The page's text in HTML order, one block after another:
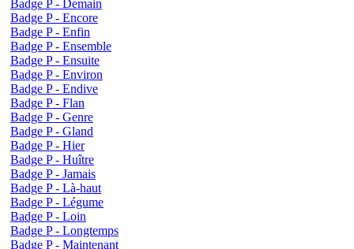
Badge P - Demain
Badge P - Encore
Badge P - Enfin
Badge P - Ensemble
Badge P - Ensuite
Badge P - Environ
Badge P - Endive
Badge P - Flan
Badge P - Genre
Badge P - Gland
Badge P - Hier
Badge P - Huître
Badge P - Jamais
Badge P - Là-haut
Badge P - Légume
Badge P - Loin
Badge P - Longtemps
Badge P - Maintenant